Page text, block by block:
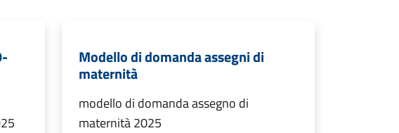
Modello di domanda assegni di
maternità
modello di domanda assegno di
maternità 2025